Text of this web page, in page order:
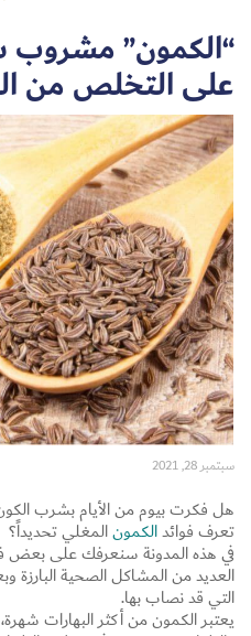
“الكمون”
على التخلص من
سبتمبر 28, 2021
هل فكرت بيوم من الأيام بشرب
تعرف فوائدالكمونالمغلي تحديداً؟
في هذه المدونة سنعرفك على بعض
العديد من المشاكل الصحية
التي قد نصاب بها.
يعتبر الكمون من أكثر البهارات
Channel ID